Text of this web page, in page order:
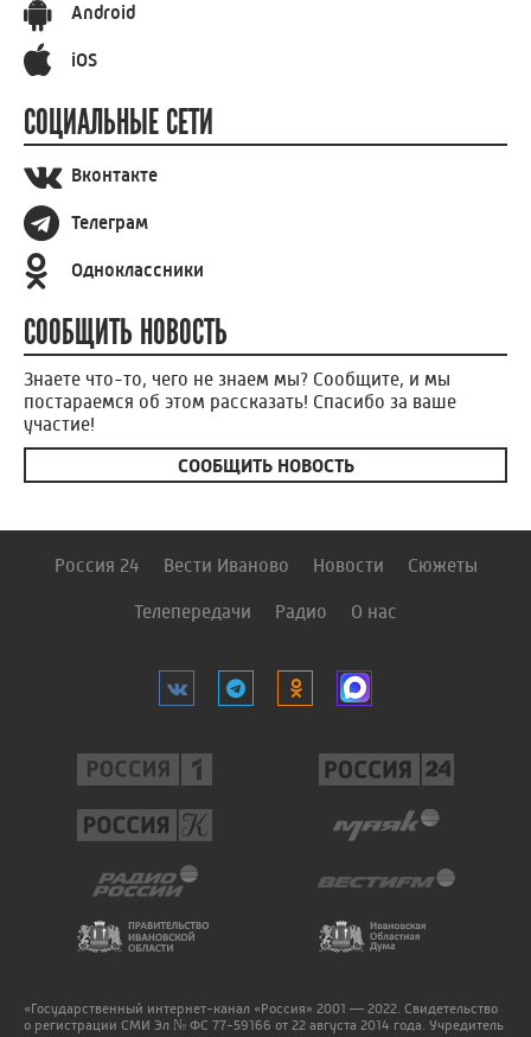
Android
iOS
СОЦИАЛЬНЫЕ СЕТИ
Вконтакте
Телеграм
Одноклассники
СООБЩИТЬ НОВОСТЬ
Знаете что-то, чего не знаем мы? Сообщите, и мы
постараемся об этом рассказать! Спасибо за ваше
участие!
СООБЩИТЬ НОВОСТЬ
Россия 24 Вести Иваново Новости Сюжеты
Телепередачи Радио О нас
«Государственный интернет-канал «Россия» 2001 — 2022. Свидетельство
о регистрации СМИ Эл № ФС 77-59166 от 22 августа 2014 года. Учредитель